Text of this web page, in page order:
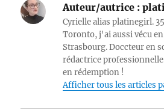
Auteur/autrice :
Cyrielle alias platinegirl.
Toronto, j'ai aussi vécu
Strasbourg. Doccteur en
rédactrice
en rédemption !
Afficher tous les articles